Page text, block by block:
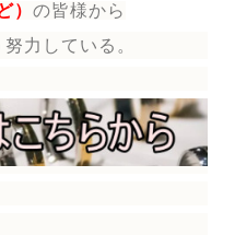
） の皆様から
力している。